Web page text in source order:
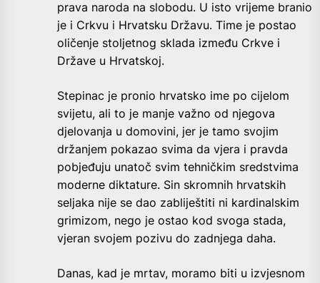
prava naroda na slobodu. U isto vrijeme branio
je i Crkvu i Hrvatsku Državu. Time je postao
oličenje stoljetnog sklada između Crkve i
Države u Hrvatskoj.
Stepinac je pronio hrvatsko ime po cijelom
svijetu, ali to je manje važno od njegova
djelovanja u domovini, jer je tamo svojim
držanjem pokazao svima da vjera i pravda
pobjeđuju unatoč svim tehničkim sredstvima
moderne diktature. Sin skromnih hrvatskih
seljaka nije se dao zabliještiti ni kardinalskim
grimizom, nego je ostao kod svoga stada,
vjeran svojem pozivu do zadnjega daha.
Danas, kad je mrtav, moramo biti u izvjesnom